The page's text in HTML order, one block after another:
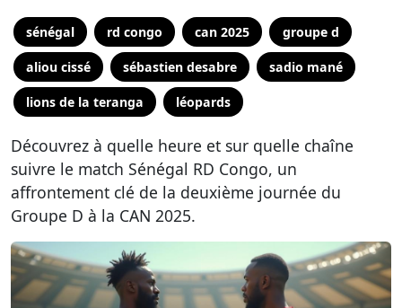
sénégal rd congo can 2025 groupe d
aliou cissé sébastien desabre sadio mané
lions de la teranga léopards
Découvrez à quelle heure et sur quelle chaîne
suivre le match Sénégal RD Congo, un
affrontement clé de la deuxième journée du
Groupe D à la CAN 2025.